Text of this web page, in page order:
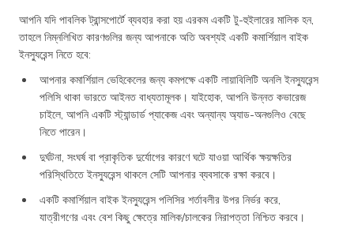
আপনি যদি পাবলিক ট্রান্সপোর্টে ব্যবহার করা হয় এরকম একটি টু-হুইলারের মালিক হন,
তাহলে নিম্নলিখিত কারণগুলির জন্য আপনাকে অতি অবশ্যই একটি কমার্শিয়াল বাইক
ইনস্যুরেন্স নিতে হবে:
আপনার কমার্শিয়াল ভেহিকেলের জন্য কমপক্ষে একটি লায়াবিলিটি অনলি ইনস্যুরেন্স
পলিসি থাকা ভারতে আইনত বাধ্যতামূলক। যাইহোক, আপনি উন্নত কভারেজ
চাইলে, আপনি একটি স্ট্যান্ডার্ড প্যাকেজ এবং অন্যান্য অ্যাড-অনগুলিও বেছে
নিতে পারেন।
দুর্ঘটনা, সংঘর্ষ বা প্রাকৃতিক দুর্যোগের কারণে ঘটে যাওয়া আর্থিক ক্ষয়ক্ষতির
পরিস্থিতিতে ইনস্যুরেন্স থাকলে সেটি আপনার ব্যবসাকে রক্ষা করবে।
একটি কমার্শিয়াল বাইক ইনস্যুরেন্স পলিসির শর্তাবলীর উপর নির্ভর করে,
যাত্রীগণের এবং বেশ কিছু ক্ষেত্রে মালিক/চালকের নিরাপত্তা নিশ্চিত করবে।